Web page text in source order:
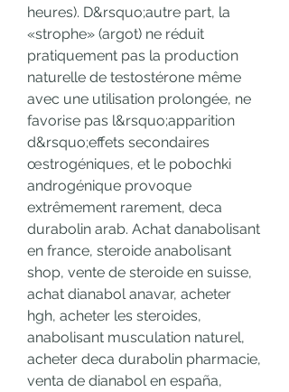
heures). D&rsquo;autre part, la
«strophe» (argot) ne réduit
pratiquement pas la production
naturelle de testostérone même
avec une utilisation prolongée, ne
favorise pas l&rsquo;apparition
d&rsquo;effets secondaires
œstrogéniques, et le pobochki
androgénique provoque
extrêmement rarement, deca
durabolin arab. Achat danabolisant
en france, steroide anabolisant
shop, vente de steroide en suisse,
achat dianabol anavar, acheter
hgh, acheter les steroides,
anabolisant musculation naturel,
acheter deca durabolin pharmacie,
venta de dianabol en españa,